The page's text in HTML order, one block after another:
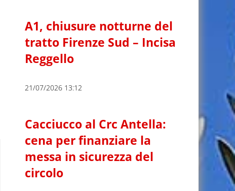
A1, chiusure notturne del
tratto Firenze Sud – Incisa
Reggello
21/07/2026 13:12
Cacciucco al Crc Antella:
cena per finanziare la
messa in sicurezza del
circolo